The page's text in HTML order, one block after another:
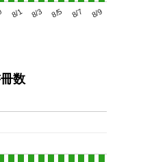
8/1 8/3 8/5 8/7 8/9
数